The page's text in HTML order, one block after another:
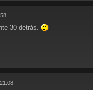
30 detrás.